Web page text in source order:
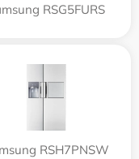
RSG5FURS
RSH7PNSW